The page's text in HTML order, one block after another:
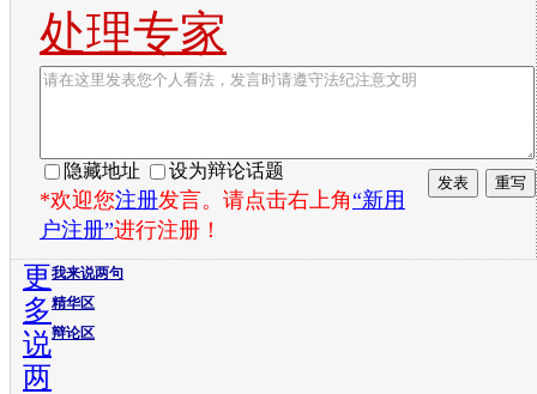
处理专家
隐藏地址 设为辩论话题
*欢迎您注册发言。请点击右上角“新用
户注册”进行注册！
我来说两句
精华区
辩论区
更
多
说
两